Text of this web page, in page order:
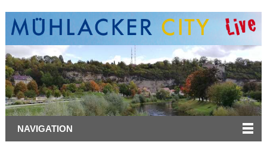
NAVIGATION